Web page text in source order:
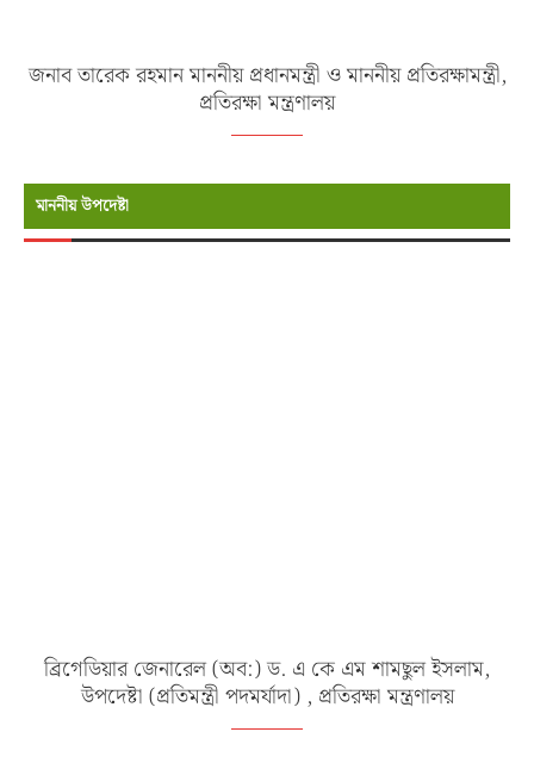
জনাব তারেক রহমান মাননীয় প্রধানমন্ত্রী ও মাননীয় প্রতিরক্ষামন্ত্রী,
প্রতিরক্ষা মন্ত্রণালয়
মাননীয় উপদেষ্টা
ব্রিগেডিয়ার জেনারেল (অব:) ড. এ কে এম শামছুল ইসলাম,
উপদেষ্টা (প্রতিমন্ত্রী পদমর্যাদা) , প্রতিরক্ষা মন্ত্রণালয়